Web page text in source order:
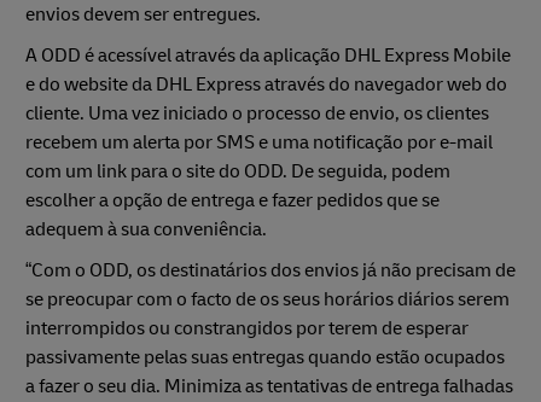
envios devem ser entregues.
A ODD é acessível através da aplicação DHL Express Mobile
e do website da DHL Express através do navegador web do
cliente. Uma vez iniciado o processo de envio, os clientes
recebem um alerta por SMS e uma notificação por e-mail
com um link para o site do ODD. De seguida, podem
escolher a opção de entrega e fazer pedidos que se
adequem à sua conveniência.
“Com o ODD, os destinatários dos envios já não precisam de
se preocupar com o facto de os seus horários diários serem
interrompidos ou constrangidos por terem de esperar
passivamente pelas suas entregas quando estão ocupados
a fazer o seu dia. Minimiza as tentativas de entrega falhadas